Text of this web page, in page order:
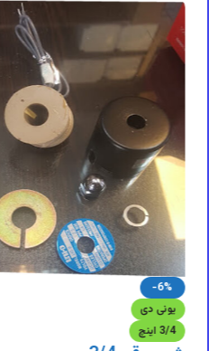
DigiArzanSara
DigiArzanSara
DigiArzanSara
DigiArzanSara
DigiArzanSara
-6%
یونی دی
3/4 اینچ